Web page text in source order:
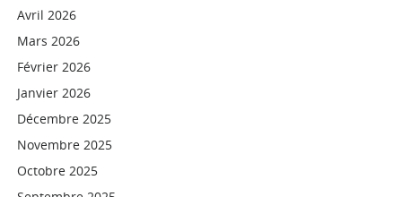
Avril 2026
Mars 2026
Février 2026
Janvier 2026
Décembre 2025
Novembre 2025
Octobre 2025